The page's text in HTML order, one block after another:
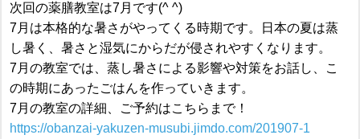
次回の薬膳教室は7月です(^ ^)
7月は本格的な暑さがやってくる時期です。日本の夏は蒸
し暑く、暑さと湿気にからだが侵されやすくなります。
7月の教室では、蒸し暑さによる影響や対策をお話し、こ
の時期にあったごはんを作っていきます。
7月の教室の詳細、ご予約はこちらまで！
https://obanzai-yakuzen-musubi.jimdo.com/201907-1